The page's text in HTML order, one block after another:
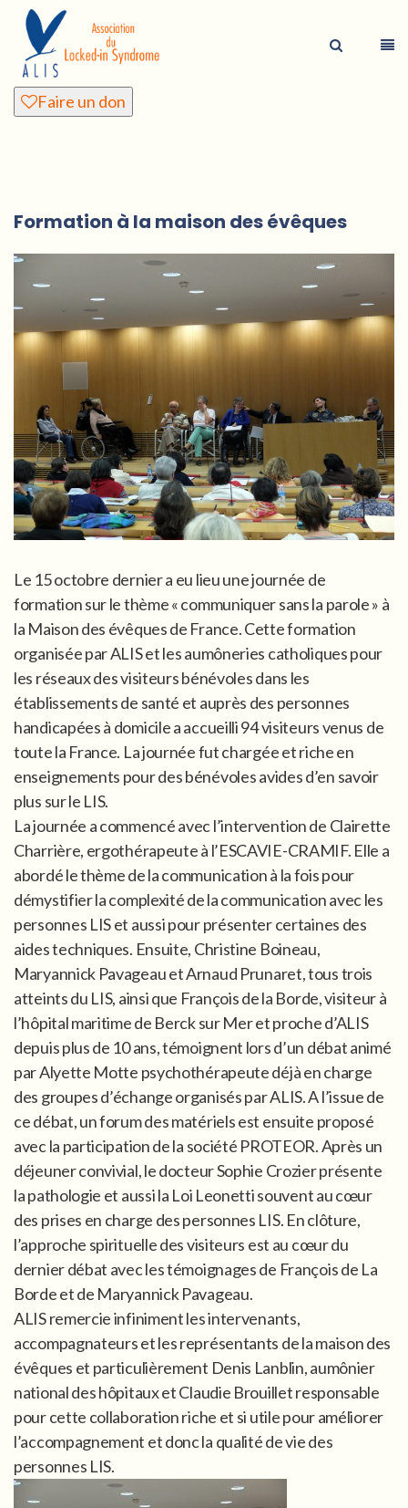
Faire un don
Formation à la maison des évêques
Le 15 octobre dernier a eu lieu une journée de
formation sur le thème « communiquer sans la parole » à
la Maison des évêques de France. Cette formation
organisée par ALIS et les aumôneries catholiques pour
les réseaux des visiteurs bénévoles dans les
établissements de santé et auprès des personnes
handicapées à domicile a accueilli 94 visiteurs venus de
toute la France. La journée fut chargée et riche en
enseignements pour des bénévoles avides d’en savoir
plus sur le LIS.
La journée a commencé avec l’intervention de Clairette
Charrière, ergothérapeute à l’ESCAVIE-CRAMIF. Elle a
abordé le thème de la communication à la fois pour
démystifier la complexité de la communication avec les
personnes LIS et aussi pour présenter certaines des
aides techniques. Ensuite, Christine Boineau,
Maryannick Pavageau et Arnaud Prunaret, tous trois
atteints du LIS, ainsi que François de la Borde, visiteur à
l’hôpital maritime de Berck sur Mer et proche d’ALIS
depuis plus de 10 ans, témoignent lors d’un débat animé
par Alyette Motte psychothérapeute déjà en charge
des groupes d’échange organisés par ALIS. A l’issue de
ce débat, un forum des matériels est ensuite proposé
avec la participation de la société PROTEOR. Après un
déjeuner convivial, le docteur Sophie Crozier présente
la pathologie et aussi la Loi Leonetti souvent au cœur
des prises en charge des personnes LIS. En clôture,
l’approche spirituelle des visiteurs est au cœur du
dernier débat avec les témoignages de François de La
Borde et de Maryannick Pavageau.
ALIS remercie infiniment les intervenants,
accompagnateurs et les représentants de la maison des
évêques et particulièrement Denis Lanblin, aumônier
national des hôpitaux et Claudie Brouillet responsable
pour cette collaboration riche et si utile pour améliorer
l’accompagnement et donc la qualité de vie des
personnes LIS.